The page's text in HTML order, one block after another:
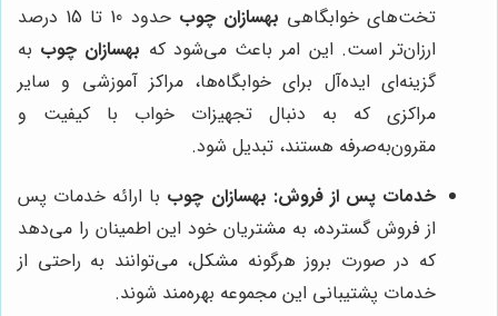
تخت‌های خوابگاهی بهسازان چوب
حدود 10 تا 15 درصد
ارزان‌تر است. این امر باعث می‌شود که بهسازان چوب به
گزینه‌ای ایده‌آل برای خوابگاه‌ها، مراکز آموزشی و سایر
مراکزی که به دنبال تجهیزات خواب با کیفیت و
مقرون‌به‌صرفه هستند، تبدیل شود.
خدمات پس از فروش: بهسازان چوب با ارائه خدمات پس
از فروش گسترده، به مشتریان خود این اطمینان را می‌دهد
که در صورت بروز هرگونه مشکل، می‌توانند به راحتی از
خدمات پشتیبانی این مجموعه بهره‌مند شوند.